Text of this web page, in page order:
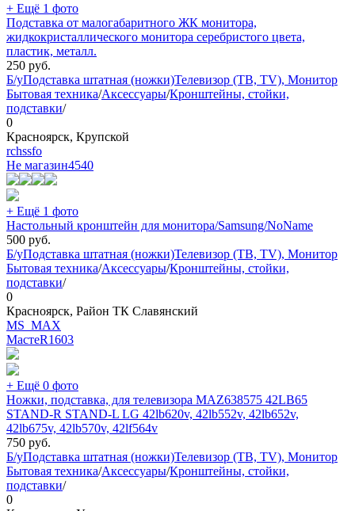
+ Ещё 1 фото
Подставка от малогабаритного ЖК монитора,
жидкокристаллического монитора серебристого цвета,
пластик, металл.
250 руб.
Б/уПодставка штатная (ножки)Телевизор (ТВ, TV), Монитор
Бытовая техника/Аксессуары/Кронштейны, стойки,
подставки/
0
Красноярск, Крупской
rchssfo
Не магазин4540
+ Ещё 1 фото
Настольный кронштейн для монитора/Samsung/NoName
500 руб.
Б/уПодставка штатная (ножки)Телевизор (ТВ, TV), Монитор
Бытовая техника/Аксессуары/Кронштейны, стойки,
подставки/
0
Красноярск, Район ТК Славянский
MS_MAX
МастеR1603
+ Ещё 0 фото
Ножки, подставка, для телевизора MAZ638575 42LB65
STAND-R STAND-L LG 42lb620v, 42lb552v, 42lb652v,
42lb675v, 42lb570v, 42lf564v
750 руб.
Б/уПодставка штатная (ножки)Телевизор (ТВ, TV), Монитор
Бытовая техника/Аксессуары/Кронштейны, стойки,
подставки/
0